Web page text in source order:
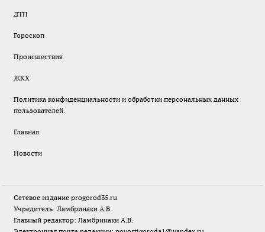
ДТП
Гороскоп
Происшествия
ЖКХ
Политика конфиденциальности и обработки персональных данных
пользователей.
Главная
Новости
Сетевое издание progorod35.ru
Учредитель: Ламбринаки А.В.
Главный редактор: Ламбринаки А.В.